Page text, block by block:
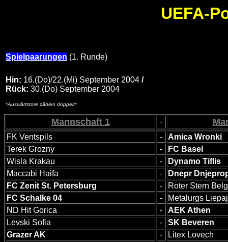
UEFA-
Spielpaarungen (1. Runde)
Hin: 16.(Do)/22.(Mi) September 2004 /
Rück: 30.(Do) September 2004
*Auswärtstore zählen doppelt*
Mannschaft 1 -
FK Ventspils -
Amica Wronki
Terek Grozny
-
FC Basel
Wisla Krakau
-
Dynamo Tiflis
Maccabi Haifa
-
Dnepr
FC Zenit St. Petersburg
-
Roter Stern
FC Schalke 04
-
Metalurgs
ND Hit Gorica
-
AEK Athen
Levski Sofia
-
SK Beveren
Grazer AK
-
Litex Lovech